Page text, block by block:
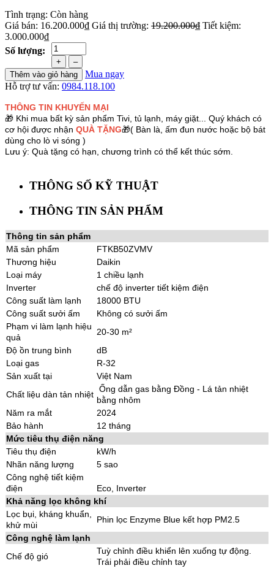
Tình trạng: Còn hàng
Giá bán: 16.200.000₫ Giá thị trường: 19.200.000₫ Tiết kiệm:
3.000.000₫
Số lượng:
+
–
Thêm vào giỏ hàng
Mua ngay
Hỗ trợ tư vấn: 0984.118.100
THÔNG TIN KHUYẾN MẠI
🎁 Khi mua bất kỳ sản phẩm Tivi, tủ lạnh, máy giặt... Quý khách có
cơ hội được nhận QUÀ TẶNG🎁( Bàn là, ấm đun nước hoặc bộ bát
dùng cho lò vi sóng )
Lưu ý: Quà tặng có hạn, chương trình có thể kết thúc sớm.
THÔNG SỐ KỸ THUẬT
THÔNG TIN SẢN PHẨM
Thông tin sản phẩm
Mã sản phẩm
FTKB50ZVMV
Thương hiệu
Daikin
Loại máy
1 chiều lạnh
Inverter
chế độ inverter tiết kiệm điện
Công suất làm lạnh
18000 BTU
Công suất sưởi ấm
Không có sưởi ấm
Phạm vi làm lạnh hiệu
quả
20-30 m²
Độ ồn trung bình
dB
Loại gas
R-32
Sản xuất tại
Việt Nam
Chất liệu dàn tản nhiệt
Ống dẫn gas bằng Đồng - Lá tản nhiệt
bằng nhôm
Năm ra mắt
2024
Bảo hành
12 tháng
Mức tiêu thụ điện năng
Tiêu thụ điện
kW/h
Nhãn năng lượng
5 sao
Công nghệ tiết kiệm
điện
Eco, Inverter
Khả năng lọc không khí
Lọc bụi, kháng khuẩn,
khử mùi
Phin lọc Enzyme Blue kết hợp PM2.5
Công nghệ làm lạnh
Chế độ gió
Tuỳ chỉnh điều khiển lên xuống tự động.
Trái phải điều chỉnh tay